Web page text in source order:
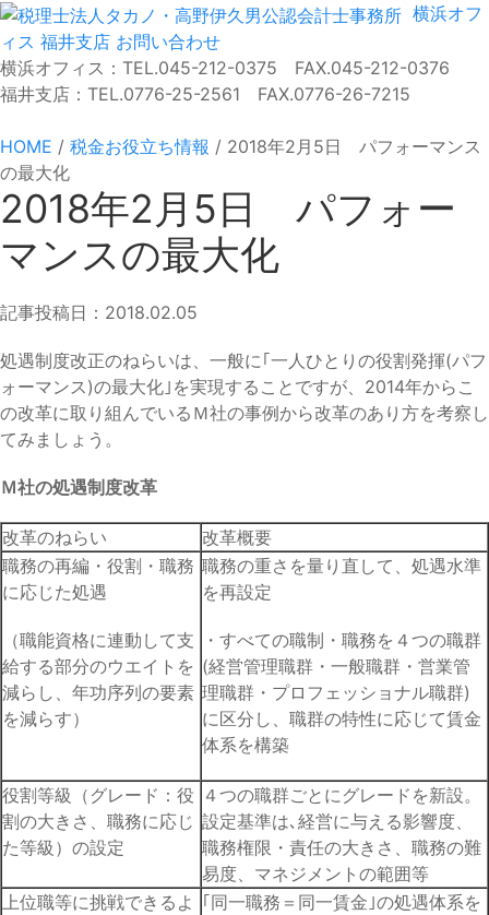
横浜オフ
ィス 福井支店 お問い合わせ
横浜オフィス：TEL.045-212-0375 FAX.045-212-0376
福井支店：TEL.0776-25-2561 FAX.0776-26-7215
HOME / 税金お役立ち情報 / 2018年2月5日 パフォーマンス
の最大化
2018年2月5日 パフォー
マンスの最大化
記事投稿日：2018.02.05
処遇制度改正のねらいは、一般に｢一人ひとりの役割発揮(パフ
ォーマンス)の最大化｣を実現することですが、2014年からこ
の改革に取り組んでいるＭ社の事例から改革のあり方を考察し
てみましょう。
Ｍ社の処遇制度改革
改革のねらい
改革概要
職務の再編・役割・職務
に応じた処遇
（職能資格に連動して支
給する部分のウエイトを
減らし、年功序列の要素
を減らす）
職務の重さを量り直して、処遇水準
を再設定
・すべての職制・職務を４つの職群
(経営管理職群・一般職群・営業管
理職群・プロフェッショナル職群)
に区分し、職群の特性に応じて賃金
体系を構築
役割等級（グレード：役
割の大きさ、職務に応じ
た等級）の設定
４つの職群ごとにグレードを新設。
設定基準は､経営に与える影響度、
職務権限・責任の大きさ、職務の難
易度、マネジメントの範囲等
上位職等に挑戦できるよ ｢同一職務＝同一賃金｣の処遇体系を